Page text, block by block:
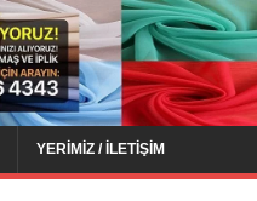
YERIMIZ / İLETIŞIM